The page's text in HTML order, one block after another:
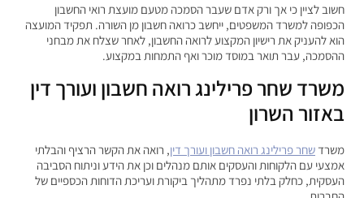
חשוב לציין כי אך ורק אדם שעבר הסמכה מטעם מועצת רואי החשבון
הכפופה למשרד המשפטים, ייחשב כרואה חשבון מן השורה. תפקיד המועצה
הוא להעניק את רישיון המקצוע לרואה החשבון, לאחר שצלח את מבחני
ההסמכה, עבר תואר במוסד מוכר ואף התמחות במקצוע.
משרד שחר פרילינג רואה חשבון ועורך דין
באזור השרון
משרד שחר פרילינג רואה חשבון ועורך דין, רואה את הקשר הרציף והבלתי
אמצעי עם הלקוחות והעסקים אותם מנהלים וכן את הידע וניתוח הסביבה
העסקית, כחלק בלתי נפרד מתהליך ביקורת ועריכת הדוחות הכספיים של